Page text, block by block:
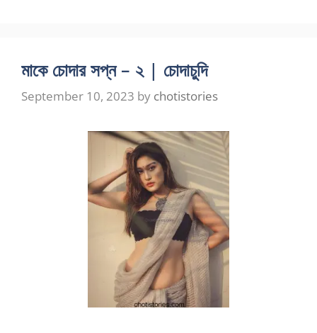
মাকে চোদার সপ্ন – ২ | চোদাচুদি
September 10, 2023 by chotistories